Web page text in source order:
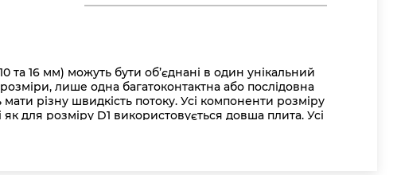
та 16 мм) можуть бути об’єднані в один унікальний
лише одна багатоконтактна або послідовна
різну швидкість потоку. Усі компоненти розміру
для розміру D1 використовується довша плита. Усі
окремих версій залишаються незмінними.